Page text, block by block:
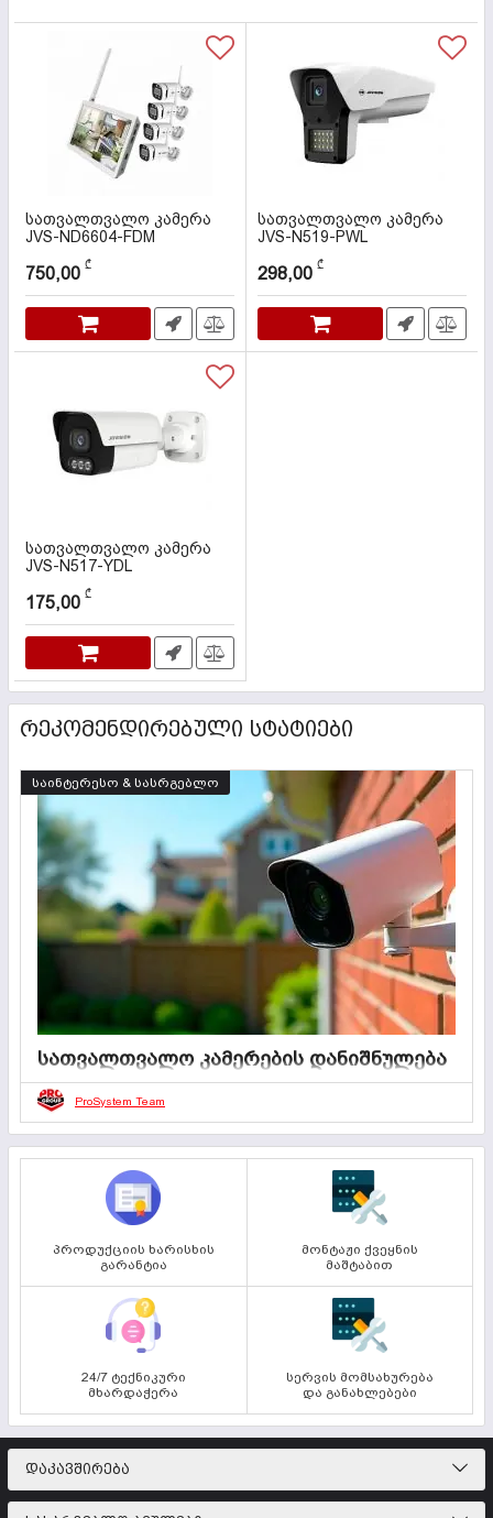
სათვალთვალო კამერა
JVS-ND6604-FDM
000119
750,00 ₾
სათვალთვალო კამერა
JVS-N519-PWL
000115
298,00 ₾
სათვალთვალო კამერა
JVS-N517-YDL
000045
175,00 ₾
ᲠᲔᲙᲝᲛᲔᲜᲓᲘᲠᲔᲑᲣᲚᲘ ᲡᲢᲐᲢᲘᲔᲑᲘ
საინტერესო & სასრგებლო
სათვალთვალო კამერების დანიშნულება
01 ივლისი 2025
სათვალთვალო კამერები გამოიყენება უსაფრთხოების,
მონიტორინგისა და კონტროლის მიზნით.
ProSystem Team
პროდუქციის ხარისხის
გარანტია
მონტაჟი ქვეყნის
მაშტაბით
24/7 ტექნიკური
მხარდაჭერა
სერვის მომსახურება
და განახლებები
ᲓᲐᲙᲐᲕᲨᲘᲠᲔᲑᲐ